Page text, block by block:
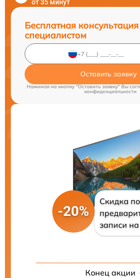
от 35 минут
Бесплатная
специалистом
Оставить заявку
Нажимая на кнопку "Оставить заявку" Вы
конфиденциальности
-20%
Скидка по
записи на
Конец акции